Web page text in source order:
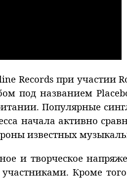
Records при участии
под названием
Популярные
начала активно
известных
и творческое
Кроме